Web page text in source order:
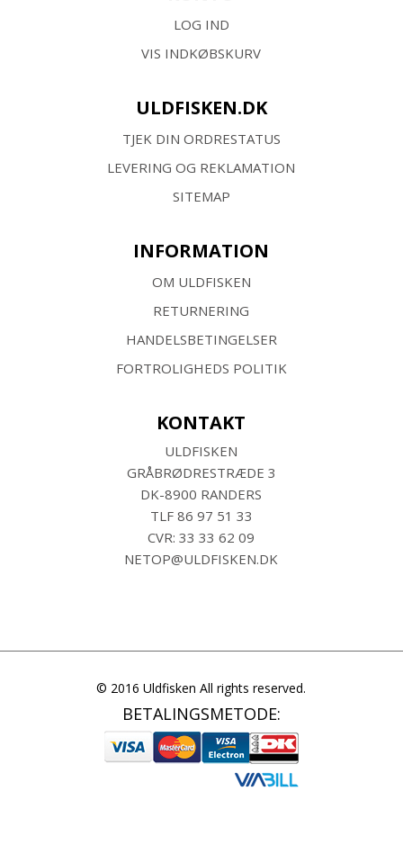
LOG IND
VIS INDKØBSKURV
ULDFISKEN.DK
TJEK DIN ORDRESTATUS
LEVERING OG REKLAMATION
SITEMAP
INFORMATION
OM ULDFISKEN
RETURNERING
HANDELSBETINGELSER
FORTROLIGHEDS POLITIK
KONTAKT
ULDFISKEN
GRÅBRØDRESTRÆDE 3
DK-8900 RANDERS
TLF 86 97 51 33
CVR: 33 33 62 09
NETOP@ULDFISKEN.DK
© 2016 Uldfisken All rights reserved.
BETALINGSMETODE: